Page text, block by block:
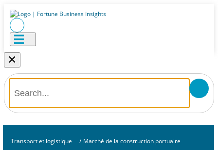
×
Transport et logistique / Marché de la construction portuaire